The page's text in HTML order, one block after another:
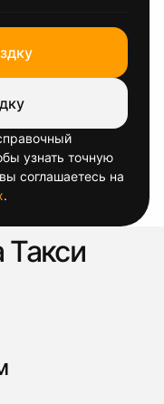
узнать точную
соглашаетесь на
.
Такси